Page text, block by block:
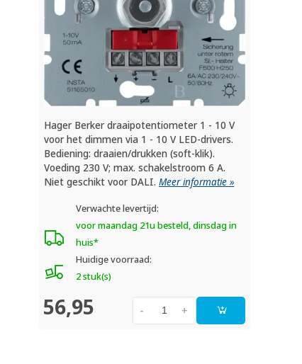
Hager Berker draaipotentiometer 1 - 10 V
voor het dimmen via 1 - 10 V LED-drivers.
Bediening: draaien/drukken (soft-klik).
Voeding 230 V; max. schakelstroom 6 A.
Niet geschikt voor DALI.Meer informatie »
Verwachte levertijd:
voor maandag 21u besteld, dinsdag in
huis*
Huidige voorraad:
2 stuk(s)
56,95 +
-